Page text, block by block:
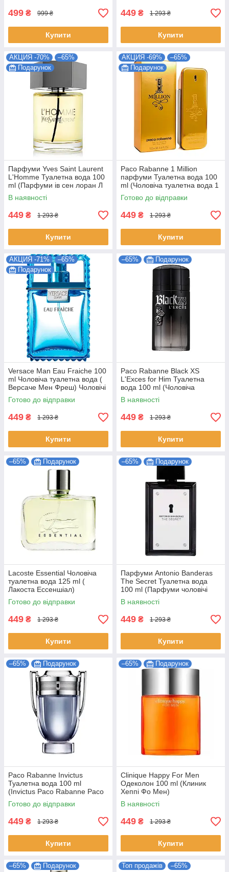
499 ₴ 999 ₴
Купити
449 ₴ 1 293 ₴
Купити
АКЦИЯ -70%
–65%
Подарунок
Парфуми Yves Saint Laurent
L'Homme Туалетна вода 100
ml (Парфуми ів сен лоран Л
Хом l home saint laurent)
В наявності
449 ₴ 1 293 ₴
Купити
АКЦИЯ -69%
–65%
Подарунок
Paco Rabanne 1 Million
парфуми Туалетна вода 100
ml (Чоловіча туалетна вода 1
million paco rabanne paco)
Готово до відправки
449 ₴ 1 293 ₴
Купити
АКЦИЯ -71%
–65%
Подарунок
Versace Man Eau Fraiche 100
ml Чоловіча туалетна вода (
Версаче Мен Фреш) Чоловічі
парфуми Парфуми
Готово до відправки
449 ₴ 1 293 ₴
Купити
–65% Подарунок
Paco Rabanne Black XS
L'Exces for Him Туалетна
вода 100 ml (Чоловіча
парфумерія Paco Rabanne
Pаco Пако рабан)
В наявності
449 ₴ 1 293 ₴
Купити
–65% Подарунок
Lacoste Essential Чоловіча
туалетна вода 125 ml (
Лакоста Ессеншіал)
Парфуми чоловічі
Готово до відправки
449 ₴ 1 293 ₴
Купити
–65% Подарунок
Парфуми Antonio Banderas
The Secret Туалетна вода
100 ml (Парфуми чоловічі
Антоніо Бандерас Секрет
Чоловічі)
В наявності
449 ₴ 1 293 ₴
Купити
–65% Подарунок
Paco Rabanne Invictus
Туалетна вода 100 ml
(Invictus Pаco Rabanne Paco
Пако Рабан Парфуми від
Paco Rabanne)
Готово до відправки
449 ₴ 1 293 ₴
Купити
–65% Подарунок
Clinique Happy For Men
Одеколон 100 ml (Клиник
Хеппі Фо Мен)
В наявності
449 ₴ 1 293 ₴
Купити
–65% Подарунок Топ продажів –65%